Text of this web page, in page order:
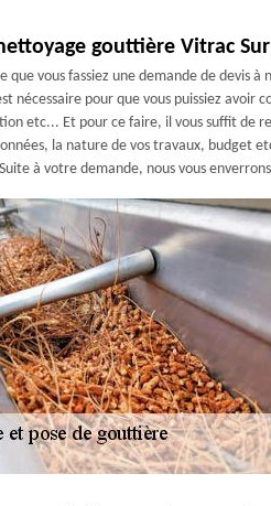
gouttière Vitrac
que vous fassiez une demande de devis
nécessaire pour que vous puissiez avoir
etc... Et pour ce faire, il vous suffit de
la nature de vos travaux, budget
à votre demande, nous vous